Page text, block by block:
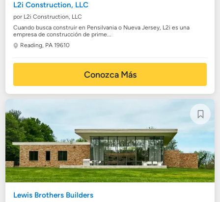
L2i Construction, LLC
por L2i Construction, LLC
Cuando busca construir en Pensilvania o Nueva Jersey, L2i es una
empresa de construcción de prime...
Reading, PA 19610
Conozca Más
Lewis Brothers Builders